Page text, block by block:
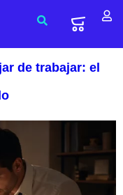
de trabajar: el